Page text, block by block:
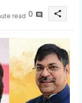
read 0 share